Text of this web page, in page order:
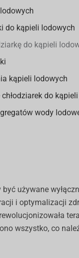
do kąpieli lodowych
do kąpieli
kąpieli lodowych
do
wody
używane
i optymalizacji
wszystko, co